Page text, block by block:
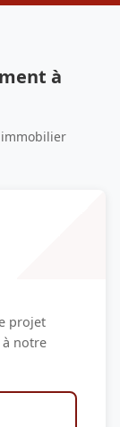
à
projet
notre